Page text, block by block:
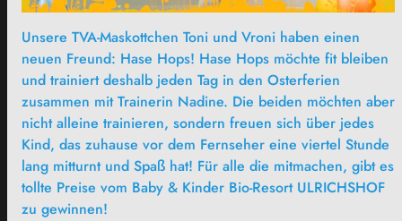
Unsere TVA-Maskottchen Toni und Vroni haben einen
neuen Freund: Hase Hops! Hase Hops möchte fit bleiben
und trainiert deshalb jeden Tag in den Osterferien
zusammen mit Trainerin Nadine. Die beiden möchten aber
nicht alleine trainieren, sondern freuen sich über jedes
Kind, das zuhause vor dem Fernseher eine viertel Stunde
lang mitturnt und Spaß hat! Für alle die mitmachen, gibt es
tollte Preise vom Baby & Kinder Bio-Resort ULRICHSHOF
zu gewinnen!